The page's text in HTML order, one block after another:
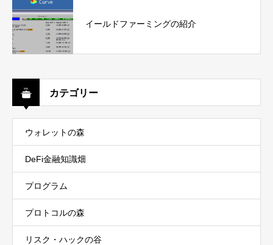
イールドファーミングの紹介
カテゴリー
ウォレットの森
DeFi金融知識畑
プログラム
プロトコルの森
リスク・ハックの谷